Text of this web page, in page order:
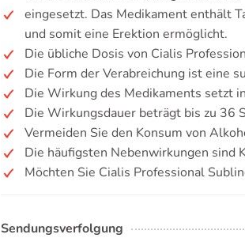
eingesetzt. Das Medikament enthält
und somit eine Erektion ermöglicht.
Die übliche Dosis von Cialis
Die Form der Verabreichung ist eine
Die Wirkung des Medikaments setzt
Die Wirkungsdauer beträgt bis zu 36
Vermeiden Sie den Konsum von
Die häufigsten Nebenwirkungen sind
Möchten Sie Cialis Professional
Sendungsverfolgung